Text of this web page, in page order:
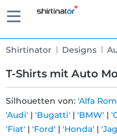
Shirtinator Designs
T-Shirts mit Auto
Schnelle
Silhouetten von: 'Alfa
'Audi' | 'Bugatti' | 'BMW' |
'Fiat' | 'Ford' | 'Honda' |